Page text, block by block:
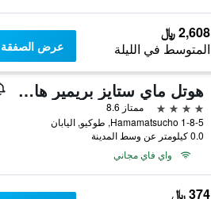
2,608 ﷼
المتوسط في الليلة عرض الصفقة
هوتل ماي ستايز بريمير هاماماتسوشو
4 نجوم
ممتاز 8.6
1-8-5 Hamamatsucho, طوكيو, اليابان
0.0 كيلومتر عن وسط المدينة
واي فاي مجاني
374 ﷼